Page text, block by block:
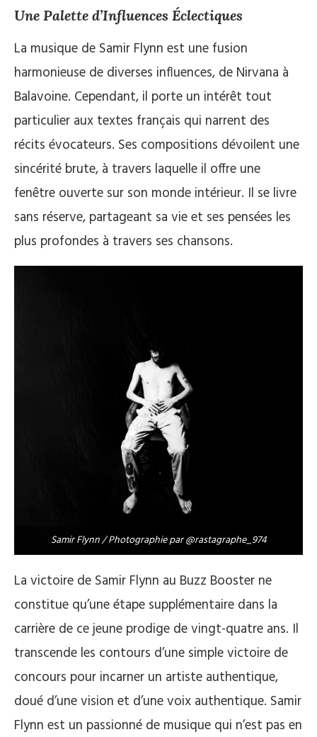
Une Palette d’Influences Éclectiques
La musique de Samir Flynn est une fusion
harmonieuse de diverses influences, de Nirvana à
Balavoine. Cependant, il porte un intérêt tout
particulier aux textes français qui narrent des
récits évocateurs. Ses compositions dévoilent une
sincérité brute, à travers laquelle il offre une
fenêtre ouverte sur son monde intérieur. Il se livre
sans réserve, partageant sa vie et ses pensées les
plus profondes à travers ses chansons.
Samir Flynn / Photographie par @rastagraphe_974
La victoire de Samir Flynn au Buzz Booster ne
constitue qu’une étape supplémentaire dans la
carrière de ce jeune prodige de vingt-quatre ans. Il
transcende les contours d’une simple victoire de
concours pour incarner un artiste authentique,
doué d’une vision et d’une voix authentique. Samir
Flynn est un passionné de musique qui n’est pas en